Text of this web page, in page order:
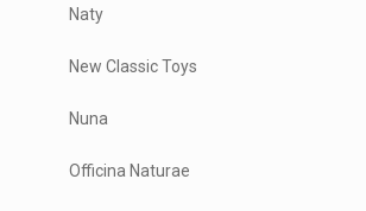
Naty
New Classic Toys
Nuna
Officina Naturae